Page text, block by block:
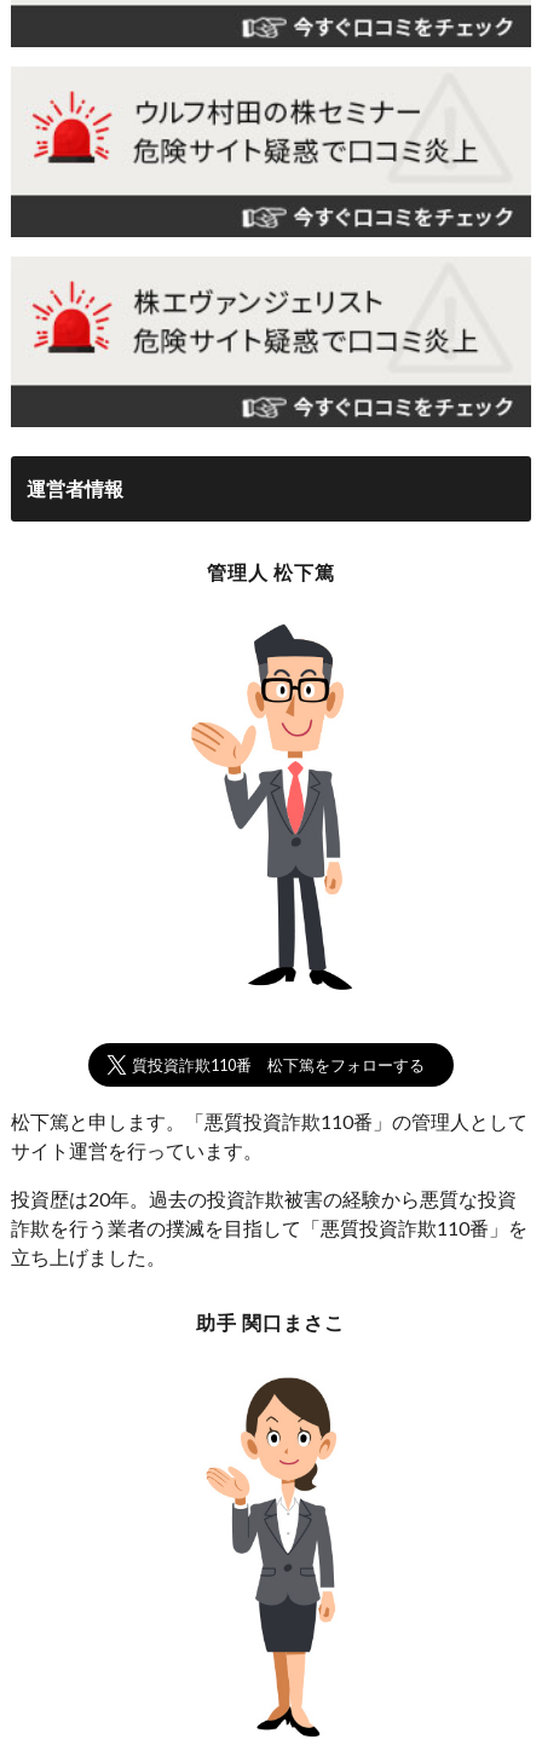
運営者情報
管理人 松下篤
悪質投資詐欺110番 松下篤をフォローする
松下篤と申します。「悪質投資詐欺110番」の管理人として
サイト運営を行っています。
投資歴は20年。過去の投資詐欺被害の経験から悪質な投資
詐欺を行う業者の撲滅を目指して「悪質投資詐欺110番」を
立ち上げました。
助手 関口まさこ